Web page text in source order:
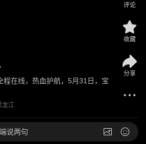
程在线，热血护航，5月31日，宝
龙江
评论
收藏
分享
说两句